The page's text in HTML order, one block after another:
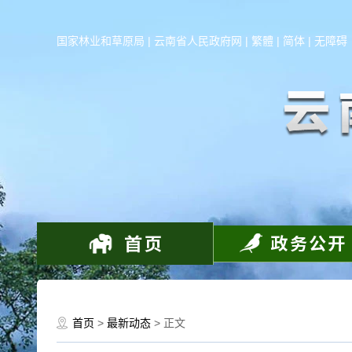
国家林业和草原局 | 云南省人民政府网 | 繁體 | 简体 | 无障碍
首页 > 最新动态 > 正文